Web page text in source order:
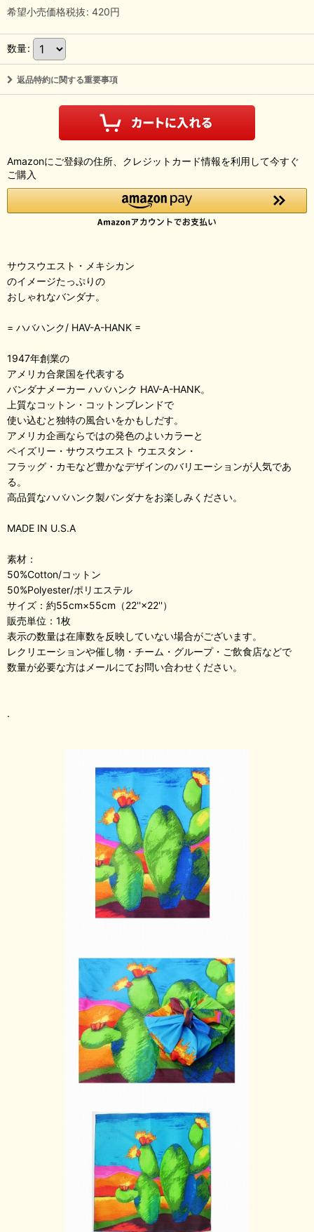
希望小売価格税抜: 420円
数量:
返品特約に関する重要事項
Amazonにご登録の住所、クレジットカード情報を利用して今すぐ
ご購入
サウスウエスト・メキシカン
のイメージたっぷりの
おしゃれなバンダナ。
= ハバハンク/ HAV-A-HANK =
1947年創業の
アメリカ合衆国を代表する
バンダナメーカー ハバハンク HAV-A-HANK。
上質なコットン・コットンブレンドで
使い込むと独特の風合いをかもしだす。
アメリカ企画ならではの発色のよいカラーと
ペイズリー・サウスウエスト ウエスタン・
フラッグ・カモなど豊かなデザインのバリエーションが人気であ
る。
高品質なハバハンク製バンダナをお楽しみください。
MADE IN U.S.A
素材：
50%Cotton/コットン
50%Polyester/ポリエステル
サイズ：約55cm×55cm（22''×22''）
販売単位：1枚
表示の数量は在庫数を反映していない場合がございます。
レクリエーションや催し物・チーム・グループ・ご飲食店などで
数量が必要な方はメールにてお問い合わせください。
.